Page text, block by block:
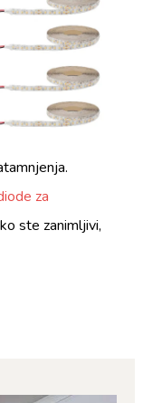
za
ste zanimljivi,